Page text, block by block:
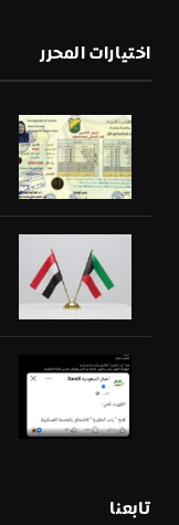
اختيارات المحرر
تابعنا